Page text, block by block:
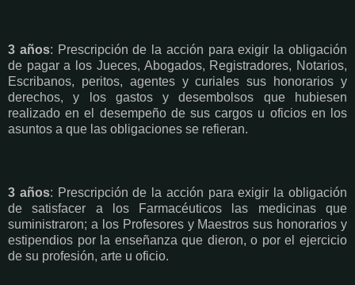
3 años: Prescripción de la acción para exigir la obligación
de pagar a los Jueces, Abogados, Registradores, Notarios,
Escribanos, peritos, agentes y curiales sus honorarios y
derechos, y los gastos y desembolsos que hubiesen
realizado en el desempeño de sus cargos u oficios en los
asuntos a que las obligaciones se refieran.
3 años: Prescripción de la acción para exigir la obligación
de satisfacer a los Farmacéuticos las medicinas que
suministraron; a los Profesores y Maestros sus honorarios y
estipendios por la enseñanza que dieron, o por el ejercicio
de su profesión, arte u oficio.